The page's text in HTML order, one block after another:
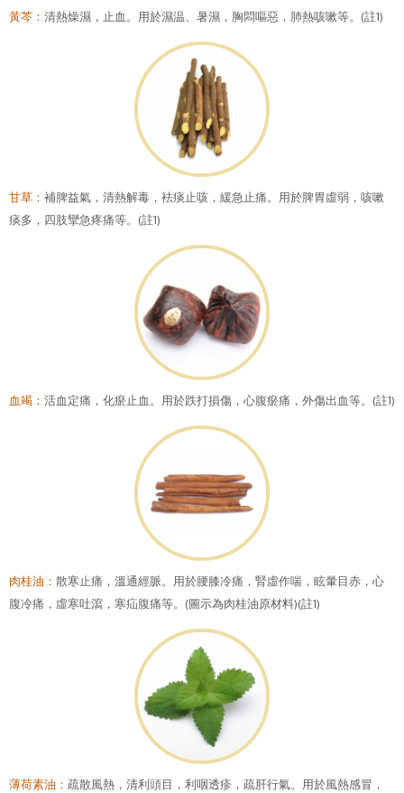
黃芩： 清熱燥濕，止血。用於濕温、暑濕，胸悶嘔惡，肺熱咳嗽等。(註1)
甘草： 補脾益氣，清熱解毒，袪痰止咳，緩急止痛。用於脾胃虛弱，咳嗽
痰多，四肢攣急疼痛等。(註1)
血竭： 活血定痛，化瘀止血。用於跌打損傷，心腹瘀痛，外傷出血等。(註1)
肉桂油： 散寒止痛，溫通經脈。用於腰膝冷痛，腎虛作喘，眩暈目赤，心
腹冷痛，虛寒吐瀉，寒疝腹痛等。(圖示為肉桂油原材料)(註1)
薄荷素油： 疏散風熱，清利頭目，利咽透疹，疏肝行氣。用於風熱感冒，